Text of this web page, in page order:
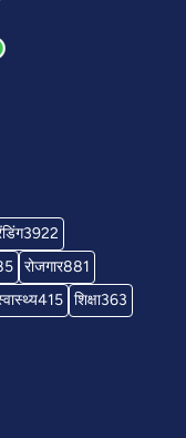
3922
रोजगार881
415 शिक्षा363